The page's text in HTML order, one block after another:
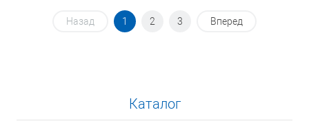
Назад 1 2 3 Вперед
Каталог